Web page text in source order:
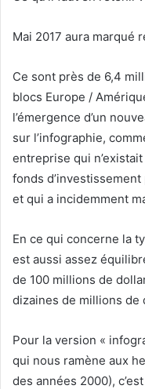
Mai 2017 aura marqué
Ce sont près de 6,4
blocs Europe /
l’émergence d’un
sur l’infographie,
entreprise qui
fonds
et qui a incidemment
En ce qui concerne la
est aussi assez
de 100 millions de
dizaines de millions de
Pour la version «
qui nous ramène aux
des années 2000),